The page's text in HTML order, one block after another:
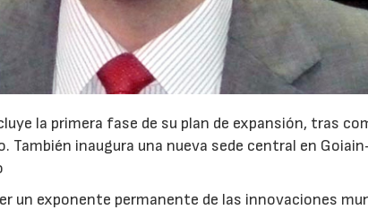
la primera fase de su plan de expansión, tras
inaugura una nueva sede central en
un exponente permanente de las innovaciones